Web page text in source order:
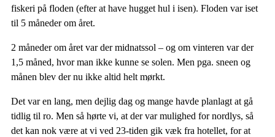
fiskeri på floden (efter at have hugget hul i isen). Floden var iset
til 5 måneder om året.
2 måneder om året var der midnatssol – og om vinteren var der
1,5 måned, hvor man ikke kunne se solen. Men pga. sneen og
månen blev der nu ikke altid helt mørkt.
Det var en lang, men dejlig dag og mange havde planlagt at gå
tidlig til ro. Men så hørte vi, at der var mulighed for nordlys, så
det kan nok være at vi ved 23-tiden gik væk fra hotellet, for at